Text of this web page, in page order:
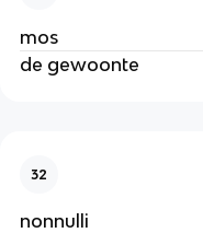
mos
de gewoonte
32
nonnulli